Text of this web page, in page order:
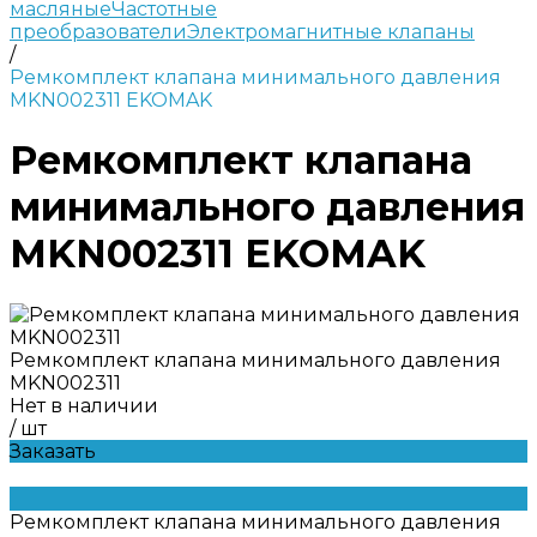
масляныеЧастотные
преобразователиЭлектромагнитные клапаны
/
Ремкомплект клапана минимального давления
MKN002311 EKOMAK
Ремкомплект клапана
минимального давления
MKN002311 EKOMAK
Ремкомплект клапана минимального давления
MKN002311
Нет в наличии
/ шт
Заказать
Ремкомплект клапана минимального давления